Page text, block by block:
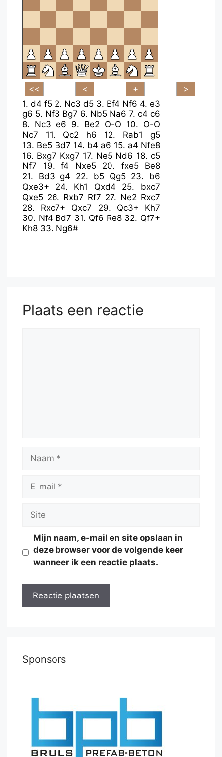
1. d4 f5 2. Nc3 d5 3. Bf4 Nf6 4. e3
g6 5. Nf3 Bg7 6. Nb5 Na6 7. c4 c6
8. Nc3 e6 9. Be2 O-O 10. O-O
Nc7
11. Qc2 h6 12. Rab1
g5
13. Be5 Bd7 14. b4 a6 15. a4 Nfe8
16. Bxg7 Kxg7 17. Ne5 Nd6 18.c5
Nf7
19. f4 Nxe5 20. fxe5
Be8
21. Bd3 g4 22. b5 Qg5 23. b6
Qxe3+
24. Kh1 Qxd4 25. bxc7
Qxe5 26. Rxb7 Rf7 27. Ne2 Rxc7
28. Rxc7+ Qxc7 29. Qc3+
Kh7
30. Nf4 Bd7 31. Qf6 Re8 32. Qf7+
Kh8 33. Ng6#
Plaats een reactie
Naam
Site
Mijn naam, e-mail en site opslaan in
deze browser voor de volgende keer
wanneer ik een reactie plaats.
Sponsors